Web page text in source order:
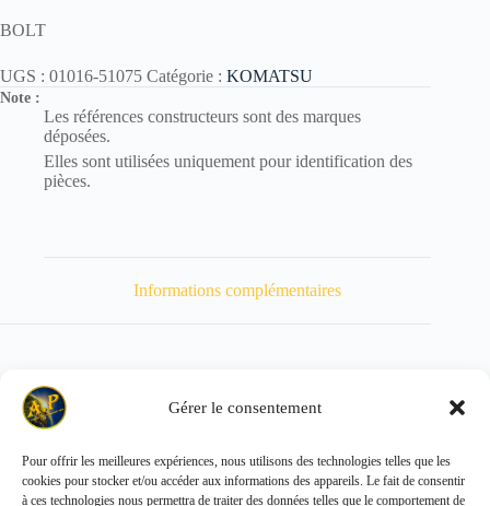
Gérer le consentement
Pour offrir les meilleures expériences, nous utilisons des technologies telles que les
cookies pour stocker et/ou accéder aux informations des appareils. Le fait de consentir
à ces technologies nous permettra de traiter des données telles que le comportement de
BOLT
UGS : 01016-51075 Catégorie : KOMATSU
Note :
Les références constructeurs sont des marques
déposées.
Elles sont utilisées uniquement pour identification des
pièces.
Informations complémentaires
Poids 60 kg
Copyright © 2026 - ALL PARTS FRANCE SAS